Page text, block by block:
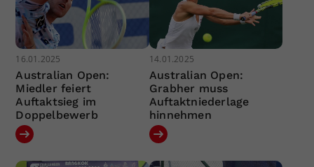
16.01.2025
Australian Open:
Miedler feiert
Auftaktsieg im
Doppelbewerb
14.01.2025
Australian Open:
Grabher muss
Auftaktniederlage
hinnehmen